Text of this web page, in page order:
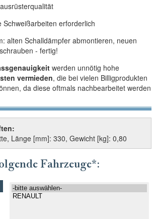
Schweißarbeiten erforderlich
alten Schalldämpfer abmontieren, neuen
- fertig!
werden unnötig hohe
vermieden, die bei vielen Billigprodukten
da diese oftmals nachbearbeitet werden
Länge [mm]: 330, Gewicht [kg]: 0,80
Fahrzeuge*: